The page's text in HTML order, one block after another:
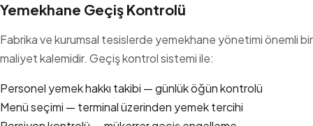
Yemekhane Geçiş Kontrolü
Fabrika ve kurumsal tesislerde yemekhane yönetimi önemli bir
maliyet kalemidir. Geçiş kontrol sistemi ile:
Personel yemek hakkı takibi — günlük öğün kontrolü
Menü seçimi — terminal üzerinden yemek tercihi